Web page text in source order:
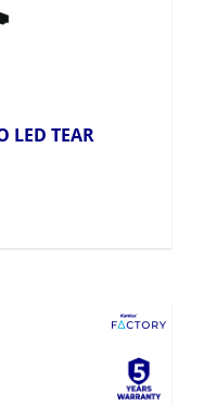
LED TEAR